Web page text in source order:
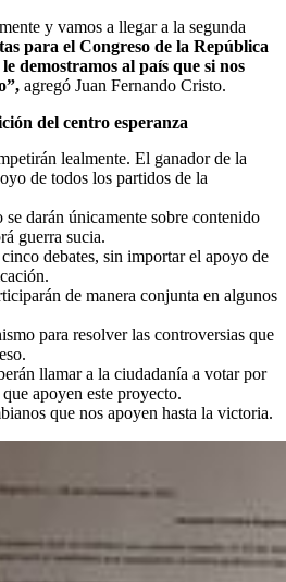
y vamos a llegar a la segunda
para el Congreso de la República
demostramos al país que si nos
agregó Juan Fernando Cristo.
del centro esperanza
lealmente. El ganador de la
de todos los partidos de la
darán únicamente sobre contenido
guerra sucia.
debates, sin importar el apoyo de
de manera conjunta en algunos
para resolver las controversias que
llamar a la ciudadanía a votar por
apoyen este proyecto.
que nos apoyen hasta la victoria.